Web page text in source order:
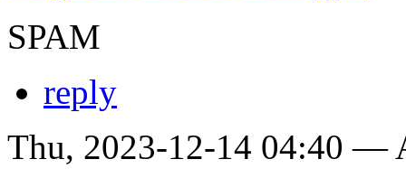
SPAM
reply
Thu, 2023-12-14 04:40 —